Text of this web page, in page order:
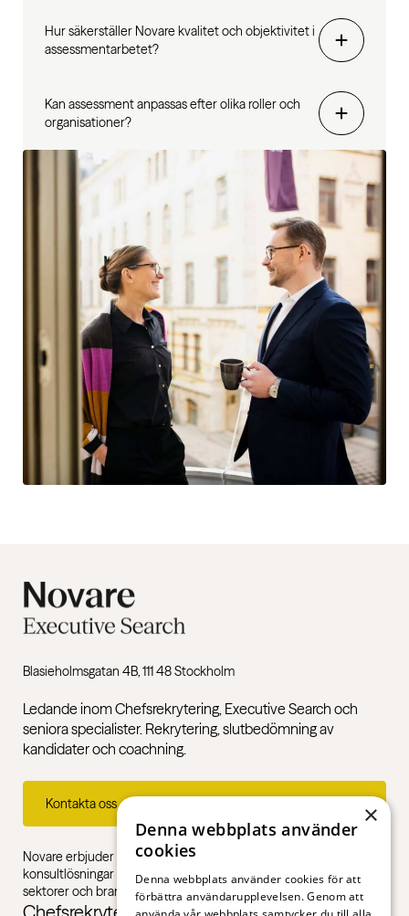
Hur säkerställer Novare kvalitet och objektivitet i
assessmentarbetet?
Kan assessment anpassas efter olika roller och
organisationer?
Blasieholmsgatan 4B, 111 48 Stockholm
Ledande inom Chefsrekrytering, Executive Search och
seniora specialister. Rekrytering, slutbedömning av
kandidater och coachning.
Kontakta oss
Novare erbjuder specialistkompetens inom rekrytering,
konsultlösningar och ledarskapsutbildningar, gentemot alla
sektorer och branscher – från första jobb till chefsnivå.
×
Denna webbplats använder
cookies
Denna webbplats använder cookies för att
förbättra användarupplevelsen. Genom att